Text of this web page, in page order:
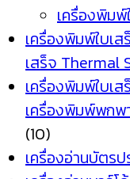
เครื่องพิมพ์
เครื่องพิมพ์ใบเส
เสร็จ Thermal
เครื่องพิมพ์ใบเส
เครื่องพิมพ์พกพ
(10)
เครื่องอ่านบัตรป